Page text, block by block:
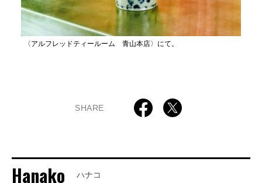
〈アルフレッドティールーム 青山本店〉にて。
SHARE
Hanako ハナコ